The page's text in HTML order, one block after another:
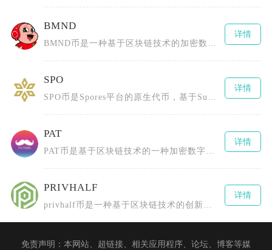
BMND
BMND币是一种基于区块链技术的加密数字货币，通过创新的代币经济模型和社区激励机制推动心理
详情
SPO
详情
PAT
详情
PRIVHALF
详情
免责声明：本网站、超链接、相关应用程序、论坛、博客等媒